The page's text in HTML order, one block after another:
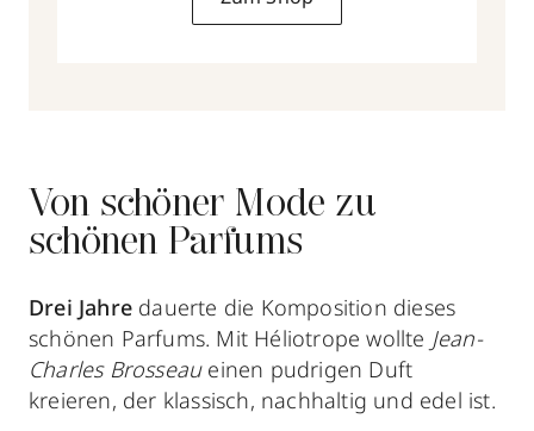
Von schöner Mode zu
schönen Parfums
Drei Jahre dauerte die Komposition dieses
schönen Parfums. Mit Héliotrope wollte Jean-
Charles Brosseaueinen pudrigen Duft
kreieren, der klassisch, nachhaltig und edel ist.